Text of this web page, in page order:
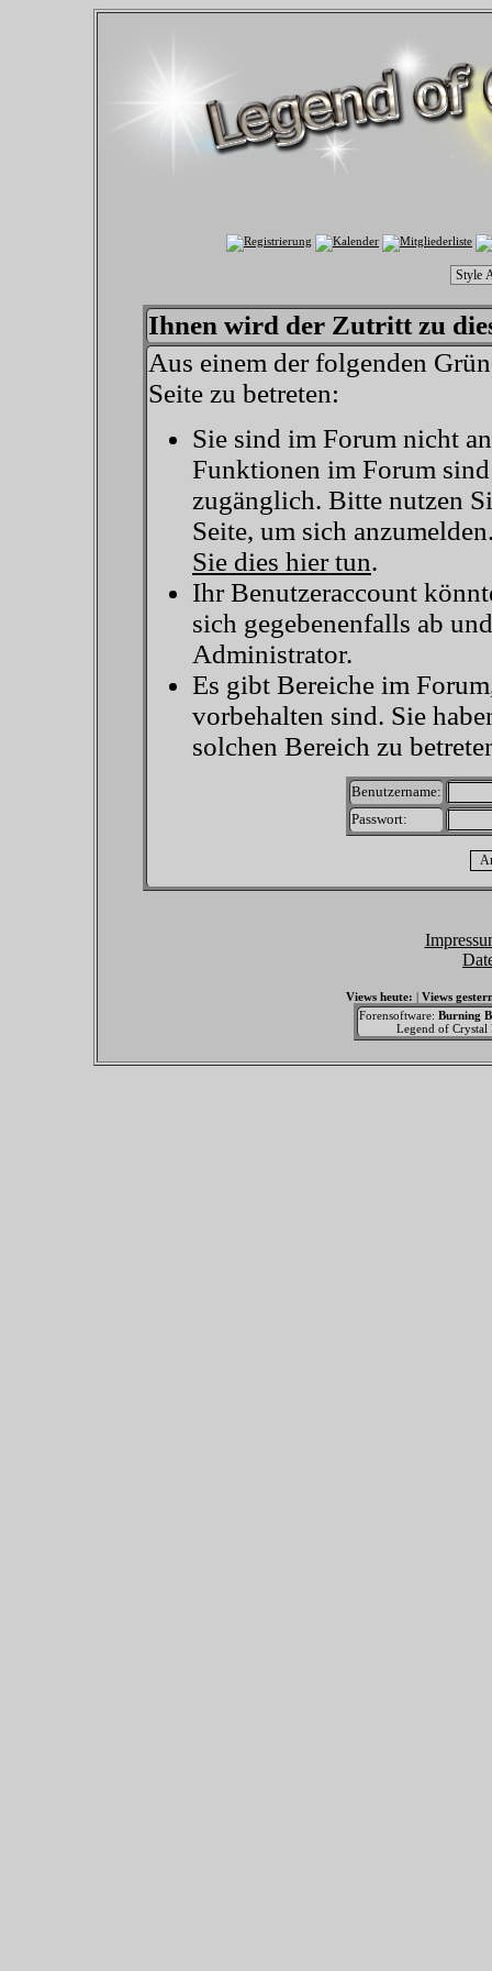
Ihnen wird der Zutritt zu
Aus einem der folgenden
Seite zu betreten:
Sie sind im Forum nicht
Funktionen im Forum
zugänglich. Bitte nutzen
Seite, um sich
Sie dies hier tun.
Ihr Benutzeraccount
sich gegebenenfalls ab
Administrator.
Es gibt Bereiche im
vorbehalten sind. Sie
solchen Bereich zu
Benutzername:
Passwort:
Views heute: | Views
Forensoftware: Burning
Legend of